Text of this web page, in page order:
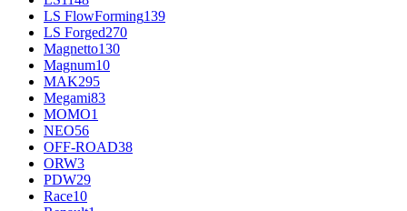
LS FlowForming139
LS Forged270
Magnetto130
Magnum10
MAK295
Megami83
MOMO1
NEO56
OFF-ROAD38
ORW3
PDW29
Race10